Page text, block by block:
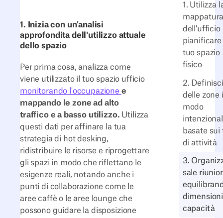
1. Utilizza
dell'ufficio
pianificare
tuo spazio
fisico
2. Definisci
delle zone
modo
basate sui
di attività
3.
sale
capacità
1. Inizia con un'analisi
approfondita dell'utilizzo attuale
dello spazio
Per prima cosa, analizza come
viene utilizzato il tuo spazio ufficio
monitorando l'occupazione e
mappando le zone ad alto
traffico e a basso utilizzo. Utilizza
questi dati per affinare la tua
strategia di hot desking,
ridistribuire le risorse e riprogettare
gli spazi in modo che riflettano le
esigenze reali, notando anche i
punti di collaborazione come le
aree caffè o le aree lounge che
possono guidare la disposizione